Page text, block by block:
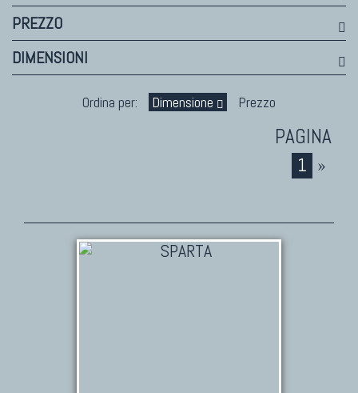
TAPPETI PERSIANI
Tappeti Persiani Antichi
TAPPETI CLASSICI
PREZZO
DIMENSIONI
Ordina per: Dimensione Prezzo
1 »